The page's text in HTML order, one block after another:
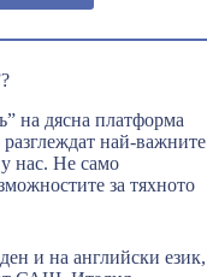
на дясна платформа
най-важните
нас. Не само
за тяхното
и на английски език,